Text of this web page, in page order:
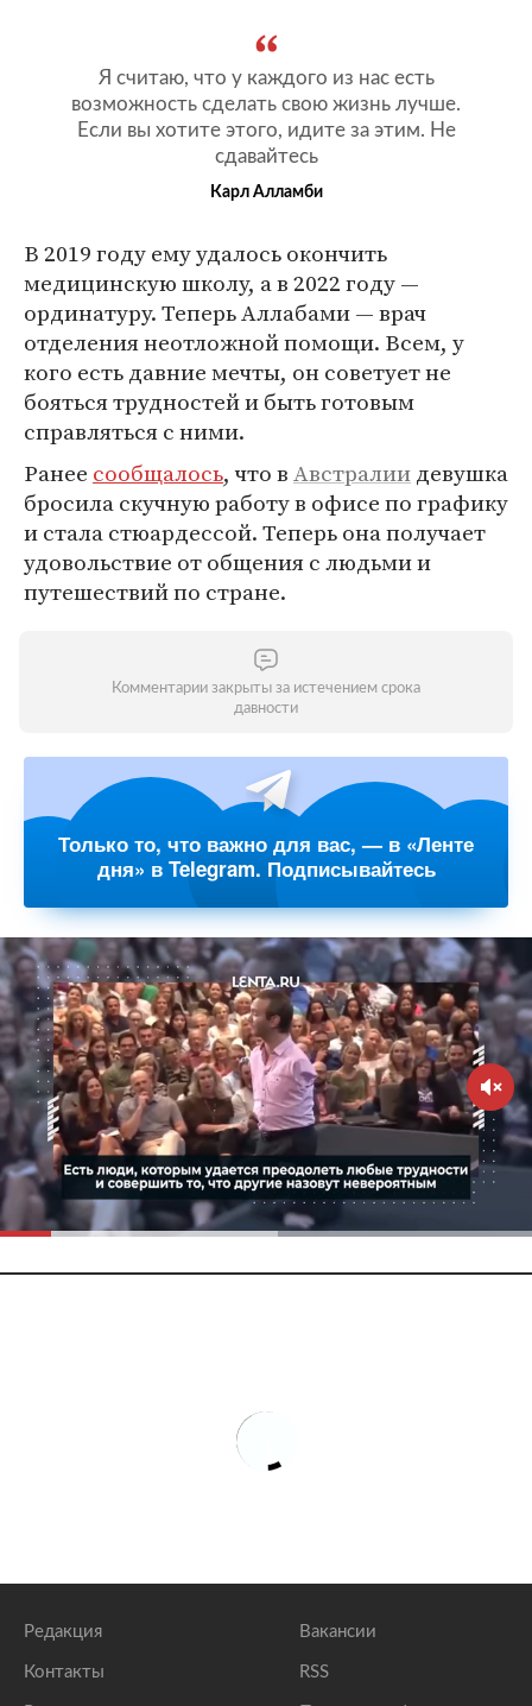
Я считаю, что у каждого из нас есть
возможность сделать свою жизнь лучше.
Если вы хотите этого, идите за этим. Не
сдавайтесь
Карл Алламби
В 2019 году ему удалось окончить
медицинскую школу, а в 2022 году —
ординатуру. Теперь Аллабами — врач
отделения неотложной помощи. Всем, у
кого есть давние мечты, он советует не
бояться трудностей и быть готовым
справляться с ними.
Ранее сообщалось, что вАвстралиидевушка
бросила скучную работу в офисе по графику
и стала стюардессой. Теперь она получает
удовольствие от общения с людьми и
путешествий по стране.
Комментарии закрыты за истечением срока
давности
Только то, что важно для вас, — в «Ленте
дня» в Telegram. Подписывайтесь
Редакция
Контакты
Вакансии
RSS